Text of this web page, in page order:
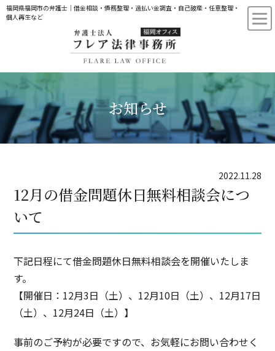
福岡県福岡市の弁護士｜借金相談・債務整理・過払い金調査・自己破産・任意整理・
個人再生など
お知らせ
2022.11.28
12月の借金問題休日無料相談会につ
いて
下記日程にて借金問題休日無料相談会を開催いたしま
す。
【開催日：12月3日（土）、12月10日（土）、12月17日
（土）、12月24日（土）】
事前のご予約が必要ですので、お気軽にお問い合わせく